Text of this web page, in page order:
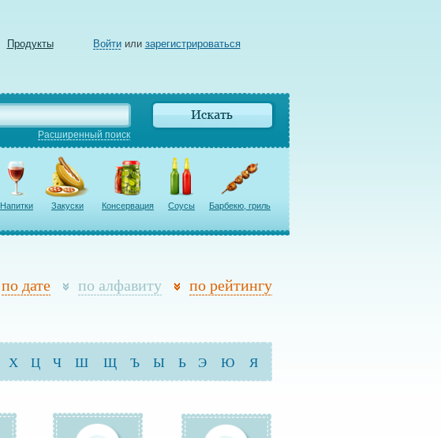
Продукты Войтиили зарегистрироваться
Расширенный поиск
Напитки Закуски Консервация Соусы Барбекю, гриль
по дате по алфавиту по рейтингу
Х Ц Ч Ш Щ Ъ Ы Ь Э Ю Я